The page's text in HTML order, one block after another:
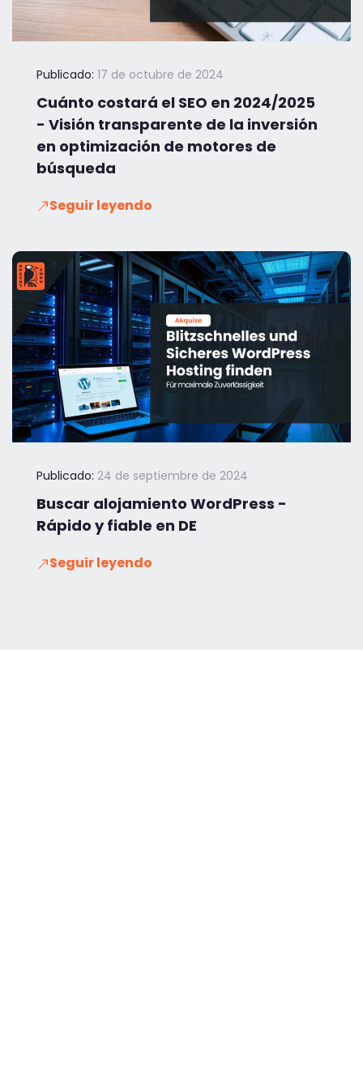
Publicado: 17 de octubre de 2024
Cuánto costará el SEO en 2024/2025
- Visión transparente de la inversión
en optimización de motores de
búsqueda
Seguir leyendo
Publicado: 24 de septiembre de 2024
Buscar alojamiento WordPress -
Rápido y fiable en DE
Seguir leyendo